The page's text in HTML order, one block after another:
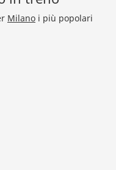
Milano i più popolari